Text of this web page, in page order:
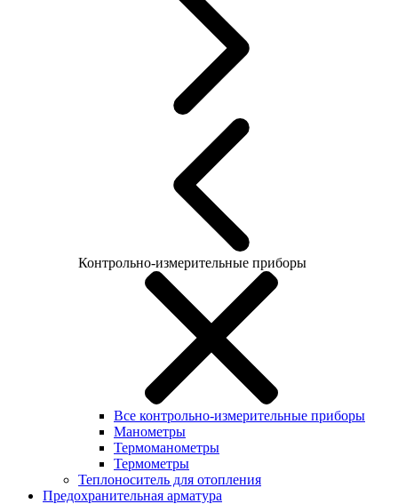
Контрольно-измерительные приборы
Все контрольно-измерительные приборы
Манометры
Термоманометры
Термометры
Теплоноситель для отопления
Предохранительная арматура